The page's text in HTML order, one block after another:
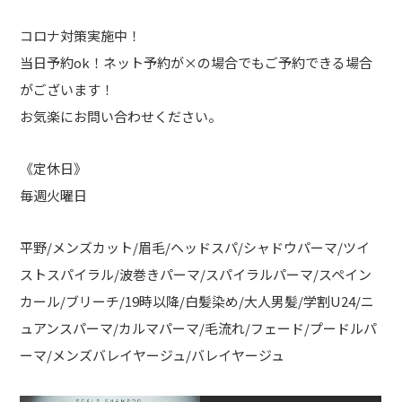
コロナ対策実施中！
当日予約ok！ネット予約が×の場合でもご予約できる場合
がございます！
お気楽にお問い合わせください。
《定休日》
毎週火曜日
平野/メンズカット/眉毛/ヘッドスパ/シャドウパーマ/ツイ
ストスパイラル/波巻きパーマ/スパイラルパーマ/スペイン
カール/ブリーチ/19時以降/白髪染め/大人男髪/学割U24/ニ
ュアンスパーマ/カルマパーマ/毛流れ/フェード/プードルパ
ーマ/メンズバレイヤージュ/バレイヤージュ